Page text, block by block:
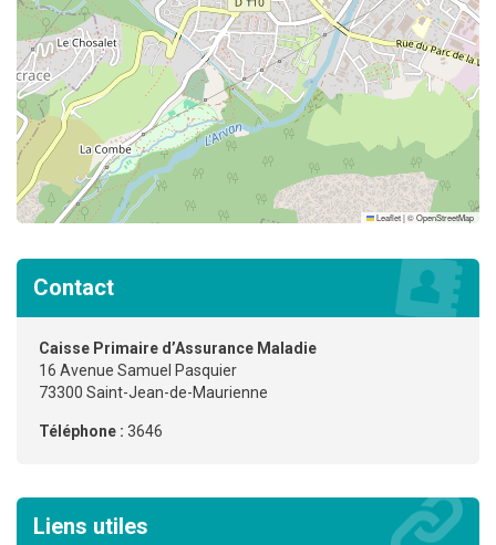
Leaflet|©OpenStreetMap
Contact
Caisse Primaire d’Assurance Maladie
16 Avenue Samuel Pasquier
73300 Saint-Jean-de-Maurienne
Téléphone : 3646
Liens utiles